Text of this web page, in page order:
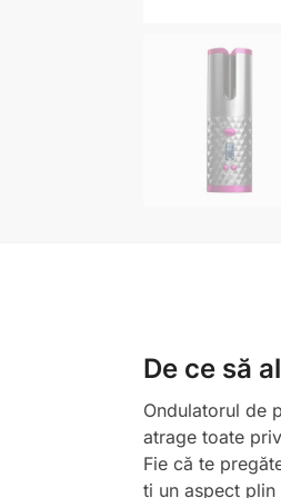
De ce să
Ondulatorul de
atrage toate
Fie că te
ți un aspect